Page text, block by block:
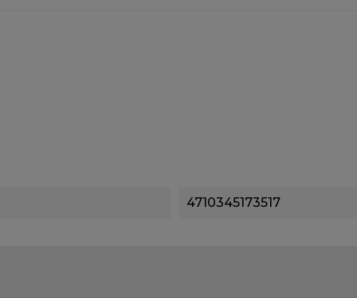
4710345173517